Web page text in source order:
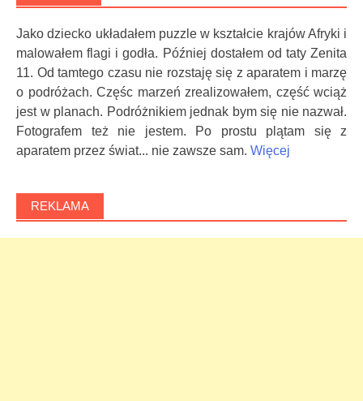
Jako dziecko układałem puzzle w kształcie krajów Afryki i
malowałem flagi i godła. Później dostałem od taty Zenita
11. Od tamtego czasu nie rozstaję się z aparatem i marzę
o podróżach. Częśc marzeń zrealizowałem, część wciąż
jest w planach. Podróżnikiem jednak bym się nie nazwał.
Fotografem też nie jestem. Po prostu plątam się z
aparatem przez świat... nie zawsze sam. Więcej
REKLAMA